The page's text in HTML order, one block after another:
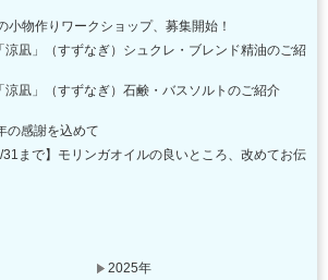
小物作りワークショップ、募集開始！
涼凪」（すずなぎ）シュクレ・ブレンド精油のご紹
涼凪」（すずなぎ）石鹸・バスソルトのご紹介
の感謝を込めて
31まで】モリンガオイルの良いところ、改めてお伝
2025年